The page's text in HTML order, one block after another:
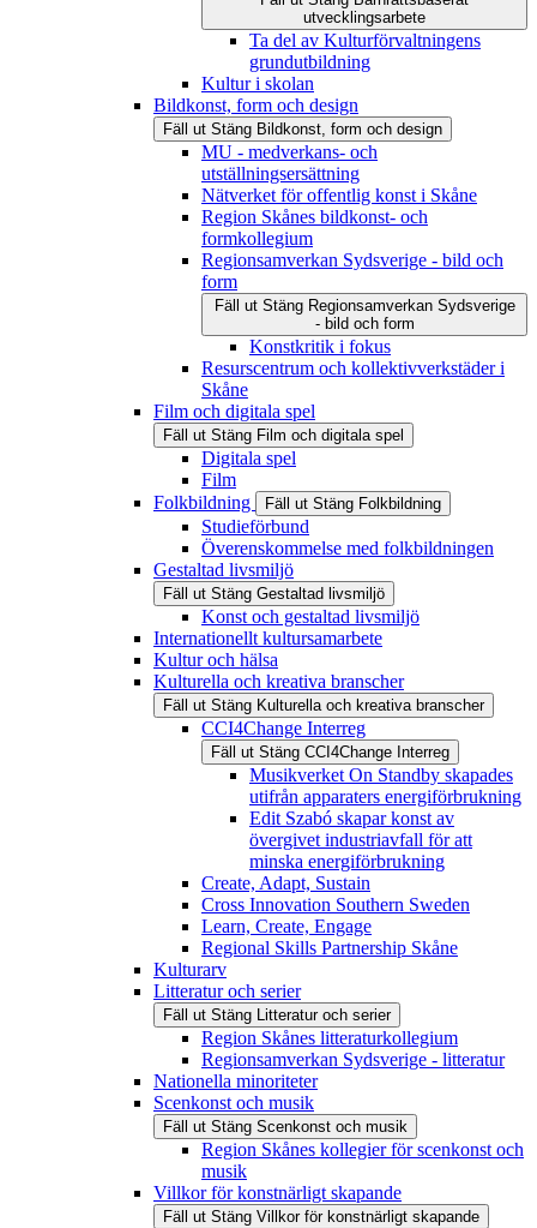
utvecklingsarbete
Ta del av Kulturförvaltningens
grundutbildning
Kultur i skolan
Bildkonst, form och design
Fäll ut Stäng Bildkonst, form och design
MU - medverkans- och
utställningsersättning
Nätverket för offentlig konst i Skåne
Region Skånes bildkonst- och
formkollegium
Regionsamverkan Sydsverige - bild och
form
Fäll ut Stäng Regionsamverkan Sydsverige
- bild och form
Konstkritik i fokus
Resurscentrum och kollektivverkstäder i
Skåne
Film och digitala spel
Fäll ut Stäng Film och digitala spel
Digitala spel
Film
Folkbildning
Fäll ut Stäng Folkbildning
Studieförbund
Överenskommelse med folkbildningen
Gestaltad livsmiljö
Fäll ut Stäng Gestaltad livsmiljö
Konst och gestaltad livsmiljö
Internationellt kultursamarbete
Kultur och hälsa
Kulturella och kreativa branscher
Fäll ut Stäng Kulturella och kreativa branscher
CCI4Change Interreg
Fäll ut Stäng CCI4Change Interreg
Musikverket On Standby skapades
utifrån apparaters energiförbrukning
Edit Szabó skapar konst av
övergivet industriavfall för att
minska energiförbrukning
Create, Adapt, Sustain
Cross Innovation Southern Sweden
Learn, Create, Engage
Regional Skills Partnership Skåne
Kulturarv
Litteratur och serier
Fäll ut Stäng Litteratur och serier
Region Skånes litteraturkollegium
Regionsamverkan Sydsverige - litteratur
Nationella minoriteter
Scenkonst och musik
Fäll ut Stäng Scenkonst och musik
Region Skånes kollegier för scenkonst och
musik
Villkor för konstnärligt skapande
Fäll ut Stäng Villkor för konstnärligt skapande